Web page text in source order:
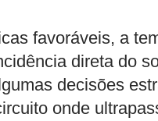
favoráveis, a
direta do
decisões
onde